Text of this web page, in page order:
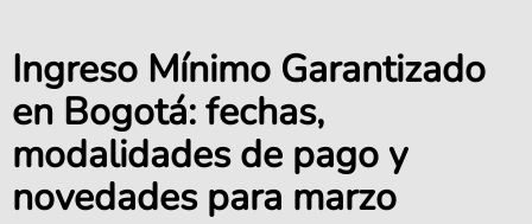
Ingreso Mínimo Garantizado
en Bogotá: fechas,
modalidades de pago y
novedades para marzo